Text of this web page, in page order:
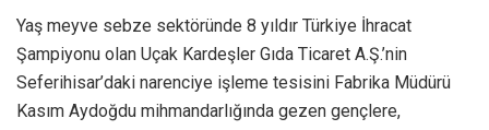
Yaş meyve sebze sektöründe 8 yıldır Türkiye İhracat
Şampiyonu olan Uçak Kardeşler Gıda Ticaret A.Ş.’nin
Seferihisar’daki narenciye işleme tesisini Fabrika Müdürü
Kasım Aydoğdu mihmandarlığında gezen gençlere,